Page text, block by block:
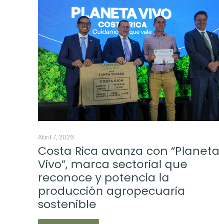
Abril 7, 2026
Costa Rica avanza con “Planeta
Vivo”, marca sectorial que
reconoce y potencia la
producción agropecuaria
sostenible